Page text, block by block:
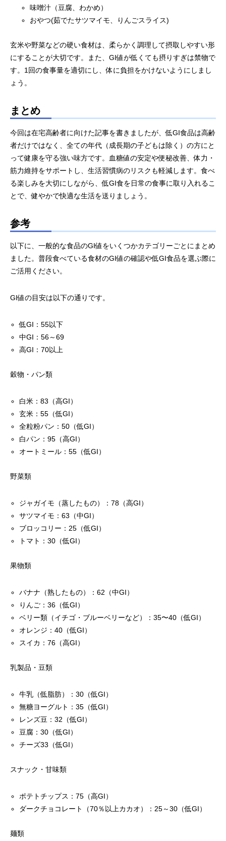
味噌汁（豆腐、わかめ）
おやつ(茹でたサツマイモ、りんごスライス)
玄米や野菜などの硬い食材は、柔らかく調理して摂取しやすい形
にすることが大切です。また、GI値が低くても摂りすぎは禁物で
す。1回の食事量を適切にし、体に負担をかけないようにしまし
ょう。
まとめ
今回は在宅高齢者に向けた記事を書きましたが、低GI食品は高齢
者だけではなく、全ての年代（成長期の子どもは除く）の方にと
って健康を守る強い味方です。血糖値の安定や便秘改善、体力・
筋力維持をサポートし、生活習慣病のリスクも軽減します。食べ
る楽しみを大切にしながら、低GI食を日常の食事に取り入れるこ
とで、健やかで快適な生活を送りましょう。
参考
以下に、一般的な食品のGI値をいくつかカテゴリーごとにまとめ
ました。普段食べている食材のGI値の確認や低GI食品を選ぶ際に
ご活用ください。
GI値の目安は以下の通りです。
低GI：55以下
中GI：56～69
高GI：70以上
穀物・パン類
白米：83（高GI）
玄米：55（低GI）
全粒粉パン：50（低GI）
白パン：95（高GI）
オートミール：55（低GI）
野菜類
ジャガイモ（蒸したもの）：78（高GI）
サツマイモ：63（中GI）
ブロッコリー：25（低GI）
トマト：30（低GI）
果物類
バナナ（熟したもの）：62（中GI）
りんご：36（低GI）
ベリー類（イチゴ・ブルーベリーなど）：35〜40（低GI）
オレンジ：40（低GI）
スイカ：76（高GI）
乳製品・豆類
牛乳（低脂肪）：30（低GI）
無糖ヨーグルト：35（低GI）
レンズ豆：32（低GI）
豆腐：30（低GI）
チーズ33（低GI）
スナック・甘味類
ポテトチップス：75（高GI）
ダークチョコレート（70％以上カカオ）：25～30（低GI）
麺類